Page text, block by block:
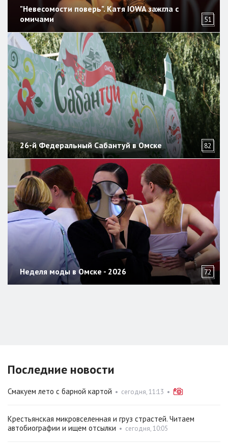
"Невесомости поверь". Катя IOWA зажгла с
омичами
51
26-й Федеральный Сабантуй в Омске 82
Неделя моды в Омске - 2026 72
Последние новости
Смакуем лето с барной картой • сегодня, 11:13 •
Крестьянская микровселенная и груз страстей. Читаем
автобиографии и ищем отсылки • сегодня, 10:05